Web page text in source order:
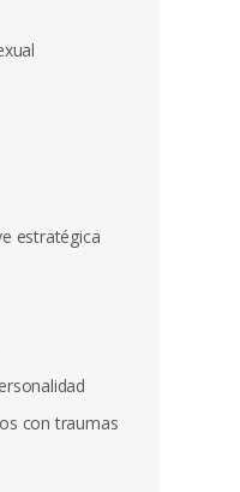
estratégica
con traumas